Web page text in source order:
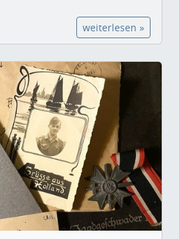
weiterlesen »